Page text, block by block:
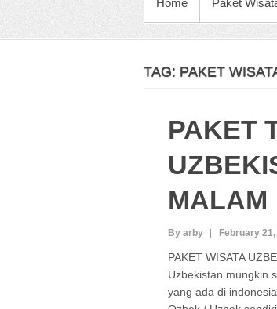
Home Paket
TAG: PAKET
PAKET
MALAM
By arby February
PAKET WISATA
Uzbekistan mungkin
yang ada di